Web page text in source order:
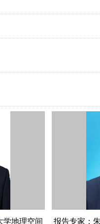
学地理空间
报告专家：